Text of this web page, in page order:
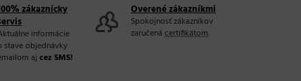
zákaznícky
informácie
stave objednávky
aj cez SMS!
Overené zákazníkmi
Spokojnosť zákazníkov
zaručená certifikátom.